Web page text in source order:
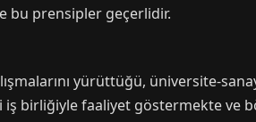
bu prensipler geçerlidir.
yürüttüğü, üniversite-
birliğiyle faaliyet göstermekte ve